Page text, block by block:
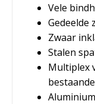
Vele
Gedeelde
Zwaar
Stalen
Multiplex